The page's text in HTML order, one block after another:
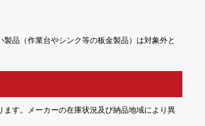
品（作業台やシンク等の板金製品）は対象外と
ます。メーカーの在庫状況及び納品地域により異